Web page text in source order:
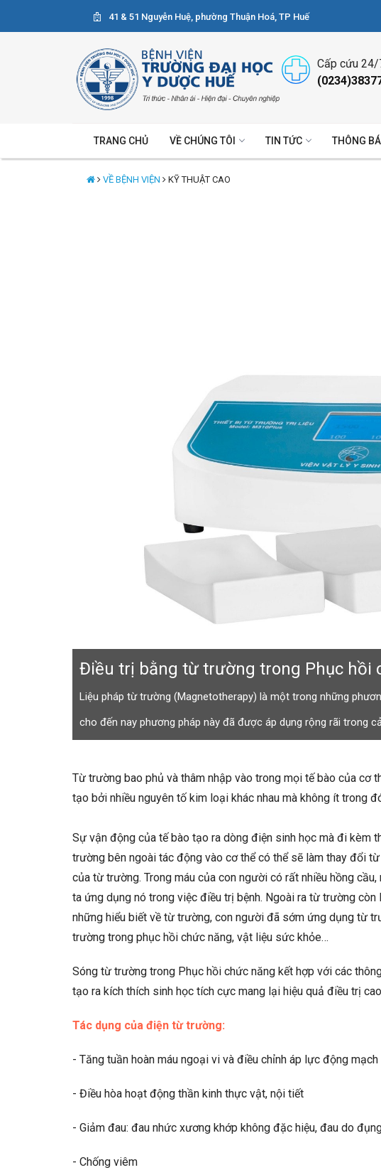
41 & 51 Nguyễn Huệ, phường Thuận Hoá, TP Huế
Cấp cứu
TRANG CHỦ VỀ CHÚNG TÔI TIN TỨC THÔNG
VỀ BỆNH VIỆN KỸ THUẬT CAO
Điều trị bằng từ trường trong Phục hồi
Liệu pháp từ trường (Magnetotherapy) là một trong những
cho đến nay phương pháp này đã được áp dụng rộng rãi trong
Từ trường bao phủ và thâm nhập vào trong mọi tế bào của
tạo bởi nhiều nguyên tố kim loại khác nhau mà không ít trong
Sự vận động của tế bào tạo ra dòng điện sinh học mà đi
trường bên ngoài tác động vào cơ thể có thể sẽ làm thay đổi
của từ trường. Trong máu của con người có rất nhiều hồng
ta ứng dụng nó trong việc điều trị bệnh. Ngoài ra từ trường
những hiểu biết về từ trường, con người đã sớm ứng dụng từ
trường trong phục hồi chức năng, vật liệu sức khỏe…
Sóng từ trường trong Phục hồi chức năng kết hợp với các
tạo ra kích thích sinh học tích cực mang lại hiệu quả điều trị
Tác dụng của điện từ trường:
- Tăng tuần hoàn máu ngoại vi và điều chỉnh áp lực động mạch
- Điều hòa hoạt động thần kinh thực vật, nội tiết
- Giảm đau: đau nhức xương khớp không đặc hiệu, đau do
- Chống viêm